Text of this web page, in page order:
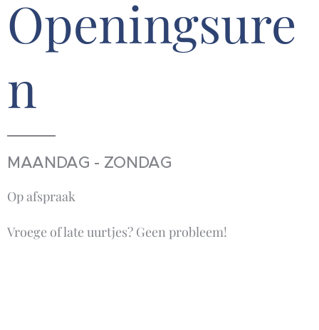
Openingsure
n
MAANDAG - ZONDAG
Op afspraak
Vroege of late uurtjes? Geen probleem!